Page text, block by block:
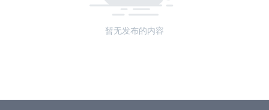
暂无发布的内容